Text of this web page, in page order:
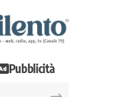
Pubblicità